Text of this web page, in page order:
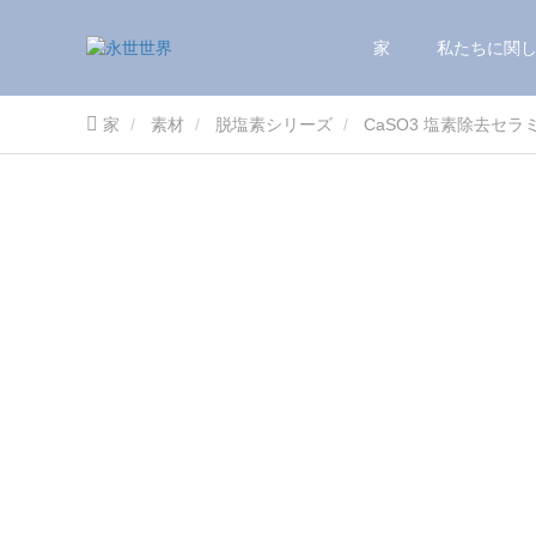
家 私たちに関
家 素材 脱塩素シリーズ CaSO3 塩素除去セラ